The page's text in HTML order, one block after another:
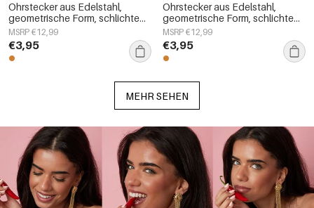
Ohrstecker aus Edelstahl,
geometrische Form, schlichte
Alltags-Serie, Damenschmuck
MSRP €12,99
€3,95
Ohrstecker aus Edelstahl,
geometrische Form, schlichte
Alltags-Serie, Damenschmuck
MSRP €12,99
€3,95
MEHR SEHEN